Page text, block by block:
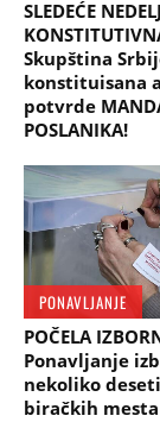
SLEDEĆE
Skupština
konstituisana
potvrde
POSLANIKA!
PONAVLJANJE
POČELA
Ponavljanje
nekoliko
biračkih